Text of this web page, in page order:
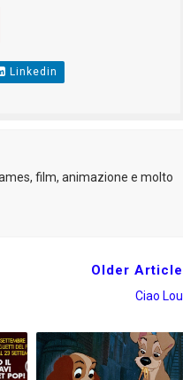
Linkedin
film, animazione e molto
Older Article
Ciao Lou